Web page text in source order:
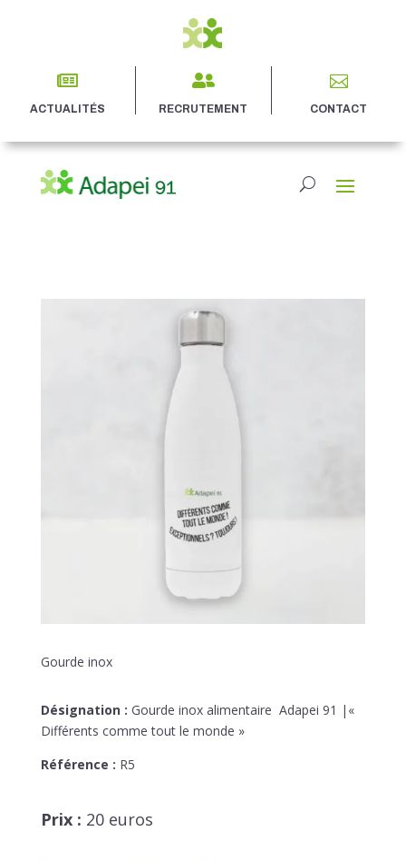

ACTUALITÉS

RECRUTEMENT

CONTACT
Gourde inox
Désignation : Gourde inox alimentaire Adapei 91 |«
Différents comme tout le monde »
Référence : R5
Prix : 20 euros